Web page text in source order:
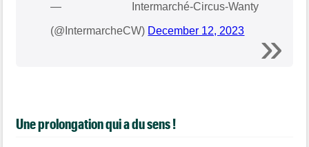
— Intermarché-Circus-Wanty
(@IntermarcheCW) December 12, 2023
Une prolongation qui a du sens !